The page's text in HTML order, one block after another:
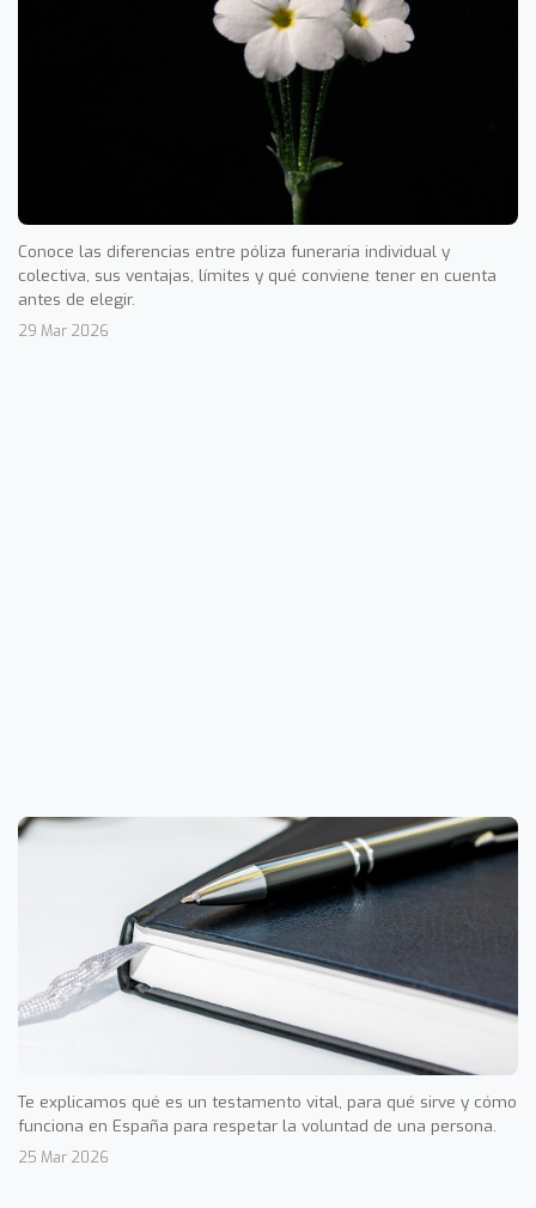
Conoce las diferencias entre póliza funeraria individual y
colectiva, sus ventajas, límites y qué conviene tener en cuenta
antes de elegir.
29 Mar 2026
Te explicamos qué es un testamento vital, para qué sirve y cómo
funciona en España para respetar la voluntad de una persona.
25 Mar 2026